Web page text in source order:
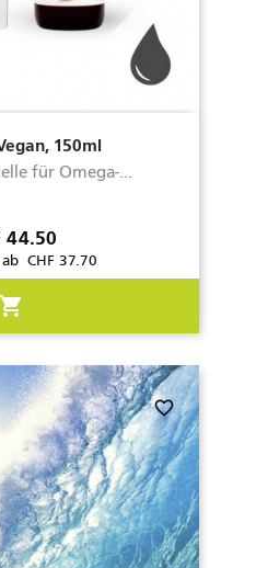
150ml
für Omega-...
44.50
CHF 37.70
shopping_cart
favorite_border